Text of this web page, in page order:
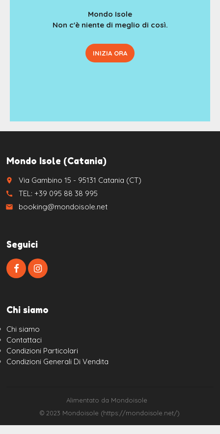
Mondo Isole
Non c'è niente di meglio di così.
INIZIA ORA
Mondo Isole (Catania)
place Via Gambino 15 - 95131 Catania (CT)
call TEL: +39 095 88 38 995
email booking@mondoisole.net
Seguici
Chi siamo
Chi siamo
Contattaci
Condizioni Particolari
Condizioni Generali Di Vendita
© 2023 Mondoisole (https://mondoisole.net/)
Alimentato da Mondoisole